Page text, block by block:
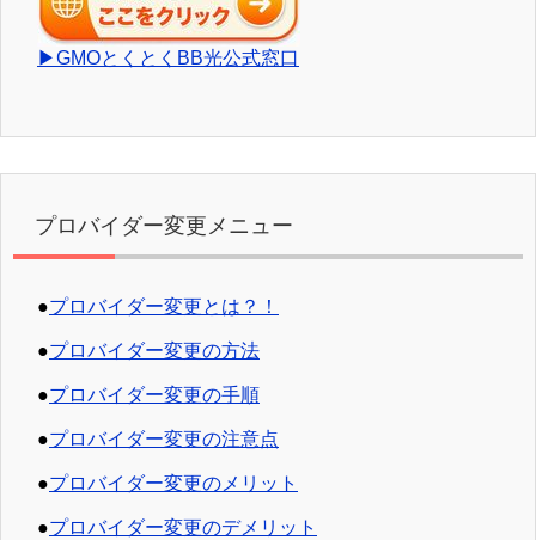
▶GMOとくとくBB光公式窓口
プロバイダー変更メニュー
●プロバイダー変更とは？！
●プロバイダー変更の方法
●プロバイダー変更の手順
●プロバイダー変更の注意点
●プロバイダー変更のメリット
●プロバイダー変更のデメリット